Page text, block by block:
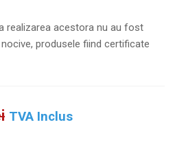
realizarea acestora nu au fost
produsele fiind certificate
TVA Inclus